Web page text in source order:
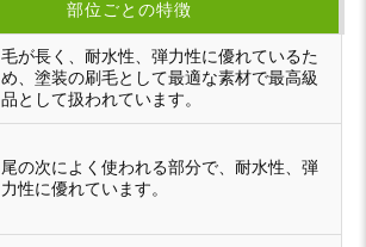
部位ごとの特徴
毛が長く、耐水性、弾力性に優れているた
め、塗装の刷毛として最適な素材で最高級
品として扱われています。
尾の次によく使われる部分で、耐水性、弾
力性に優れています。